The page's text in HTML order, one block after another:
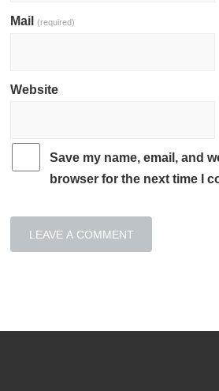
Mail(required)
Website
Save my name, email, and
browser for the next time I